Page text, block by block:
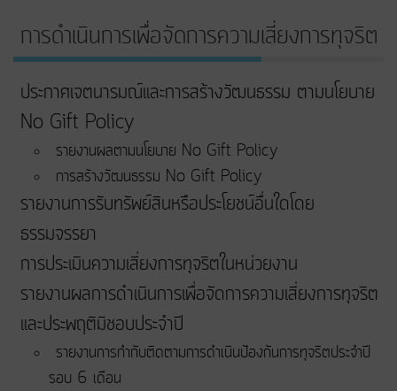
การดำเนินการเพื่อจัดการความเสี่ยงการทุจริต
ประกาศเจตนารมณ์และการสร้างวัฒนธรรม ตามนโยบาย
No Gift Policy
รายงานผลตามนโยบาย No Gift Policy
การสร้างวัฒนธรรม No Gift Policy
รายงานการรับทรัพย์สินหรือประโยชน์อื่นใดโดย
ธรรมจรรยา
การประเมินความเสี่ยงการทุจริตในหน่วยงาน
รายงานผลการดำเนินการเพื่อจัดการความเสี่ยงการทุจริต
และประพฤติมิชอบประจำปี
รายงานการกำกับติดตามการดำเนินป้องกันการทุจริตประจำปี
รอบ 6 เดือน